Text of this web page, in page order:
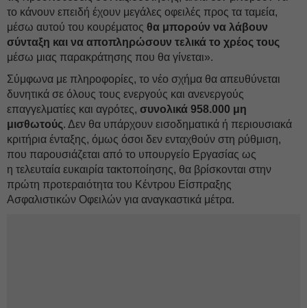
το κάνουν επειδή έχουν μεγάλες οφειλές προς τα ταμεία,
μέσω αυτού του κουρέματος θα μπορούν να λάβουν
σύνταξη και να αποπληρώσουν τελικά το χρέος τους
μέσω μιας παρακράτησης που θα γίνεται».
Σύμφωνα με πληροφορίες, το νέο σχήμα θα απευθύνεται
δυνητικά σε όλους τους ενεργούς και ανενεργούς
επαγγελματίες και αγρότες, συνολικά 958.000 μη
μισθωτούς. Δεν θα υπάρχουν εισοδηματικά ή περιουσιακά
κριτήρια ένταξης, όμως όσοι δεν ενταχθούν στη ρύθμιση,
που παρουσιάζεται από το υπουργείο Εργασίας ως
η τελευταία ευκαιρία τακτοποίησης, θα βρίσκονται στην
πρώτη προτεραιότητα του Κέντρου Είσπραξης
Ασφαλιστικών Οφειλών για αναγκαστικά μέτρα.